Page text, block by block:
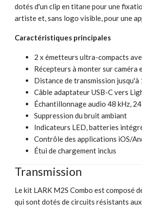
dotés d'un clip en titane pour une
artiste et, sans logo visible, pour une
Caractéristiques principales
2 x émetteurs ultra-compacts
Récepteurs à monter sur caméra
Distance de transmission jusqu'à
Câble adaptateur USB-C vers
Échantillonnage audio 48 kHz,
Suppression du bruit ambiant
Indicateurs LED, batteries
Contrôle des applications iOS/
Étui de chargement inclus
Transmission
Le kit LARK M2S Combo est composé
qui sont dotés de circuits résistants